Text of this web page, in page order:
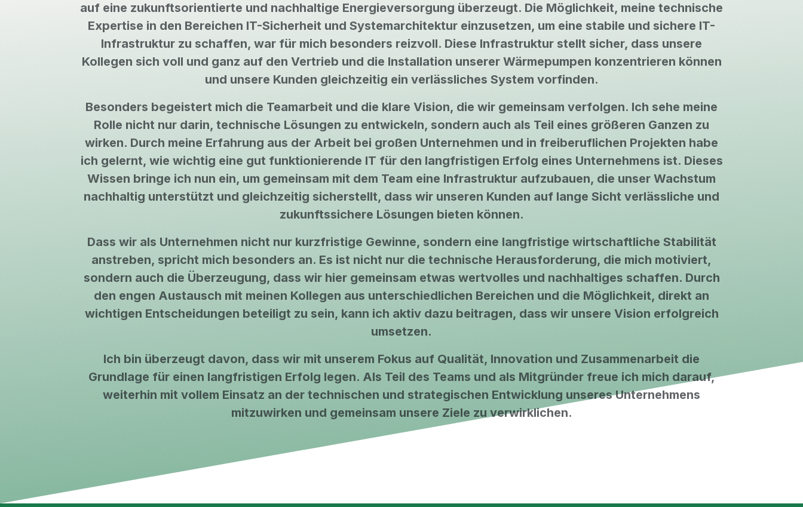
auf eine zukunftsorientierte und nachhaltige Energieversorgung überzeugt. Die Möglichkeit, meine technische
Expertise in den Bereichen IT-Sicherheit und Systemarchitektur einzusetzen, um eine stabile und sichere IT-
Infrastruktur zu schaffen, war für mich besonders reizvoll. Diese Infrastruktur stellt sicher, dass unsere
Kollegen sich voll und ganz auf den Vertrieb und die Installation unserer Wärmepumpen konzentrieren können
und unsere Kunden gleichzeitig ein verlässliches System vorfinden.
Besonders begeistert mich die Teamarbeit und die klare Vision, die wir gemeinsam verfolgen. Ich sehe meine
Rolle nicht nur darin, technische Lösungen zu entwickeln, sondern auch als Teil eines größeren Ganzen zu
wirken. Durch meine Erfahrung aus der Arbeit bei großen Unternehmen und in freiberuflichen Projekten habe
ich gelernt, wie wichtig eine gut funktionierende IT für den langfristigen Erfolg eines Unternehmens ist. Dieses
Wissen bringe ich nun ein, um gemeinsam mit dem Team eine Infrastruktur aufzubauen, die unser Wachstum
nachhaltig unterstützt und gleichzeitig sicherstellt, dass wir unseren Kunden auf lange Sicht verlässliche und
zukunftssichere Lösungen bieten können.
Dass wir als Unternehmen nicht nur kurzfristige Gewinne, sondern eine langfristige wirtschaftliche Stabilität
anstreben, spricht mich besonders an. Es ist nicht nur die technische Herausforderung, die mich motiviert,
sondern auch die Überzeugung, dass wir hier gemeinsam etwas wertvolles und nachhaltiges schaffen. Durch
den engen Austausch mit meinen Kollegen aus unterschiedlichen Bereichen und die Möglichkeit, direkt an
wichtigen Entscheidungen beteiligt zu sein, kann ich aktiv dazu beitragen, dass wir unsere Vision erfolgreich
umsetzen.
Ich bin überzeugt davon, dass wir mit unserem Fokus auf Qualität, Innovation und Zusammenarbeit die
Grundlage für einen langfristigen Erfolg legen. Als Teil des Teams und als Mitgründer freue ich mich darauf,
weiterhin mit vollem Einsatz an der technischen und strategischen Entwicklung unseres Unternehmens
mitzuwirken und gemeinsam unsere Ziele zu verwirklichen.